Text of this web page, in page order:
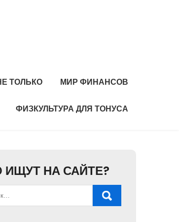
ТОЛЬКО МИР ФИНАНСОВ
ФИЗКУЛЬТУРА ДЛЯ ТОНУСА
ИЩУТ НА САЙТЕ?